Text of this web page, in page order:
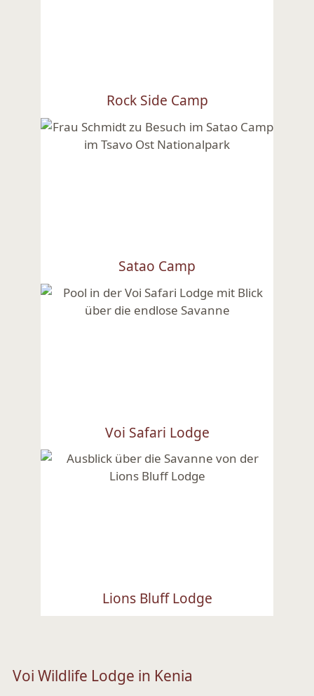
Rock Side Camp
Ansehen
Satao Camp
Ansehen
Voi Safari Lodge
Ansehen
Lions Bluff Lodge
Voi Wildlife Lodge in Kenia